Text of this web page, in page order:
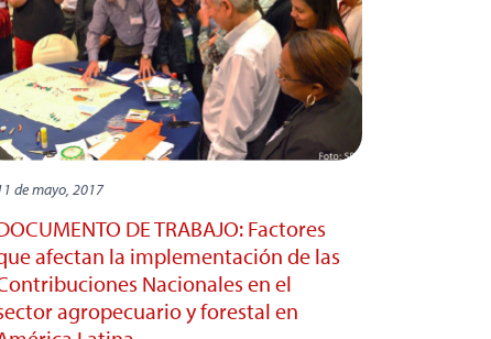
de mayo, 2017
DE TRABAJO: Factores
afectan la implementación de las
Nacionales en el
agropecuario y forestal en